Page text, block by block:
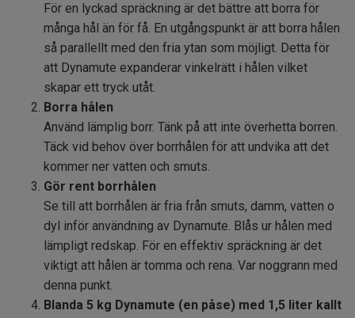
För en lyckad spräckning är det bättre att borra för
många hål än för få. En utgångspunkt är att borra hålen
så parallellt med den fria ytan som möjligt. Detta för
att Dynamute expanderar vinkelrätt i hålen vilket
skapar ett tryck utåt.
Borra hålen
Använd lämplig borr. Tänk på att inte överhetta borren.
Täck vid behov över borrhålen för att undvika att det
kommer ner vatten och smuts.
Gör rent borrhålen
Se till att borrhålen är fria från smuts, damm, vatten o
dyl inför användning av Dynamute. Blås ur hålen med
lämpligt redskap. För en effektiv spräckning är det
viktigt att hålen är tomma och rena. Var noggrann med
denna punkt.
Blanda 5 kg Dynamute (en påse) med 1,5 liter kallt